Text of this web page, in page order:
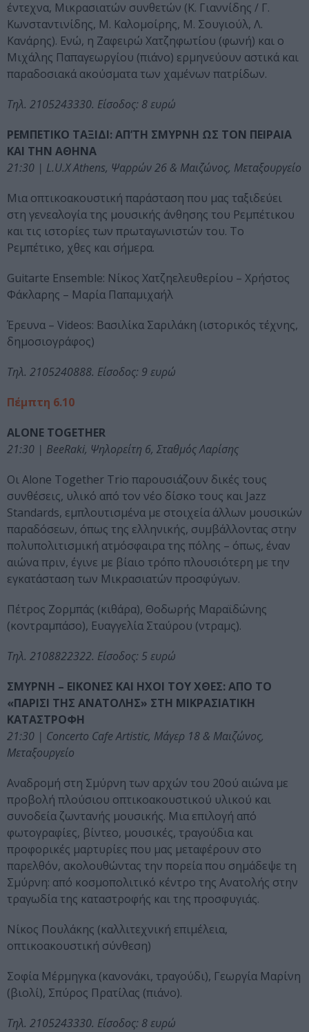
έντεχνα, Μικρασιατών συνθετών (Κ. Γιαννίδης / Γ.
Κωνσταντινίδης, Μ. Καλομοίρης, Μ. Σουγιούλ, Λ.
Κανάρης). Ενώ, η Ζαφειρώ Χατζηφωτίου (φωνή) και ο
Μιχάλης Παπαγεωργίου (πιάνο) ερμηνεύουν αστικά και
παραδοσιακά ακούσματα των χαμένων πατρίδων.
Τηλ. 2105243330. Είσοδος: 8 ευρώ
ΡΕΜΠΕΤΙΚΟ ΤΑΞΙΔΙ: ΑΠ’ΤΗ ΣΜΥΡΝΗ ΩΣ ΤΟΝ ΠΕΙΡΑΙΑ
ΚΑΙ ΤΗΝ ΑΘΗΝΑ
21:30 | L.U.X Athens, Ψαρρών 26 & Μαιζώνος, Μεταξουργείο
Μια οπτικοακουστική παράσταση που μας ταξιδεύει
στη γενεαλογία της μουσικής άνθησης του Ρεμπέτικου
και τις ιστορίες των πρωταγωνιστών του. Το
Ρεμπέτικο, χθες και σήμερα.
Guitarte Ensemble: Νίκος Χατζηελευθερίου – Χρήστος
Φάκλαρης – Μαρία Παπαμιχαήλ
Έρευνα – Videos: Βασιλίκα Σαριλάκη (ιστορικός τέχνης,
δημοσιογράφος)
Τηλ. 2105240888. Είσοδος: 9 ευρώ
Πέμπτη 6.10
ALONE TOGETHER
21:30 | BeeRaki, Ψηλορείτη 6, Σταθμός Λαρίσης
Οι Alone Together Trio παρουσιάζουν δικές τους
συνθέσεις, υλικό από τον νέο δίσκο τους και Jazz
Standards, εμπλουτισμένα με στοιχεία άλλων μουσικών
παραδόσεων, όπως της ελληνικής, συμβάλλοντας στην
πολυπολιτισμική ατμόσφαιρα της πόλης – όπως, έναν
αιώνα πριν, έγινε με βίαιο τρόπο πλουσιότερη με την
εγκατάσταση των Μικρασιατών προσφύγων.
Πέτρος Ζορμπάς (κιθάρα), Θοδωρής Μαραϊδώνης
(κοντραμπάσο), Ευαγγελία Σταύρου (ντραμς).
Τηλ. 2108822322. Είσοδος: 5 ευρώ
ΣΜΥΡΝΗ – ΕΙΚΟΝΕΣ ΚΑΙ ΗΧΟΙ ΤΟΥ ΧΘΕΣ: ΑΠΟ ΤΟ
«ΠΑΡΙΣΙ ΤΗΣ ΑΝΑΤΟΛΗΣ» ΣΤΗ ΜΙΚΡΑΣΙΑΤΙΚΗ
ΚΑΤΑΣΤΡΟΦΗ
21:30 | Concerto Cafe Artistic, Μάγερ 18 & Μαιζώνος,
Μεταξουργείο
Αναδρομή στη Σμύρνη των αρχών του 20ού αιώνα με
προβολή πλούσιου οπτικοακουστικού υλικού και
συνοδεία ζωντανής μουσικής. Μια επιλογή από
φωτογραφίες, βίντεο, μουσικές, τραγούδια και
προφορικές μαρτυρίες που μας μεταφέρουν στο
παρελθόν, ακολουθώντας την πορεία που σημάδεψε τη
Σμύρνη: από κοσμοπολιτικό κέντρο της Ανατολής στην
τραγωδία της καταστροφής και της προσφυγιάς.
Νίκος Πουλάκης (καλλιτεχνική επιμέλεια,
οπτικοακουστική σύνθεση)
Σοφία Μέρμηγκα (κανονάκι, τραγούδι), Γεωργία Μαρίνη
(βιολί), Σπύρος Πρατίλας (πιάνο).
Τηλ. 2105243330. Είσοδος: 8 ευρώ